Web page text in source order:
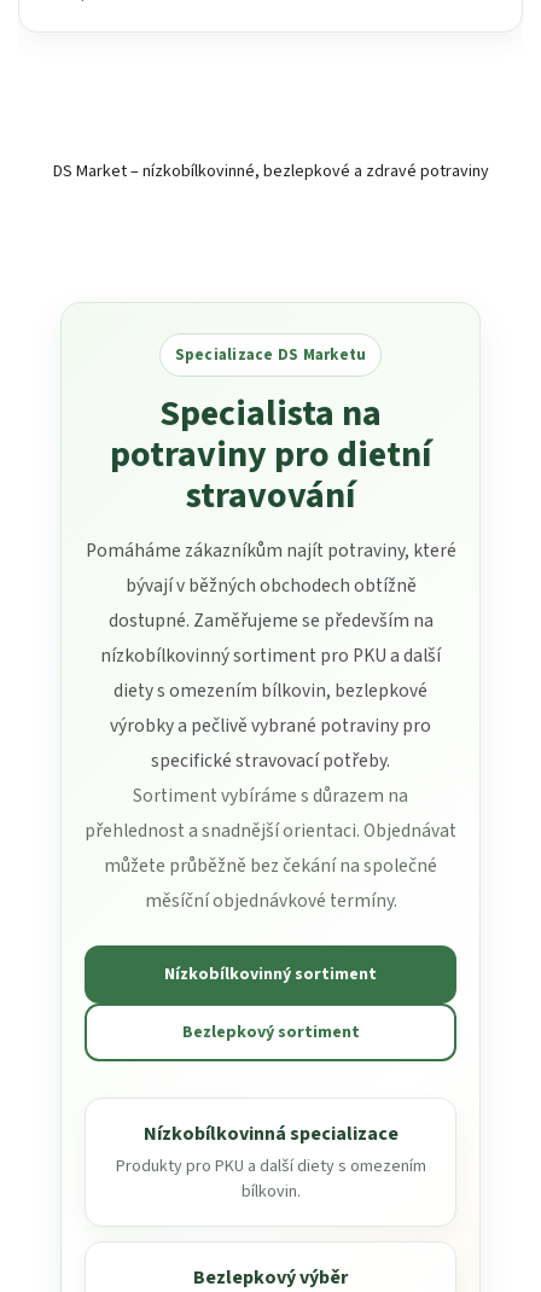
DS Market – nízkobílkovinné, bezlepkové a zdravé potraviny
Specializace DS Marketu
Specialista na
potraviny pro dietní
stravování
Pomáháme zákazníkům najít potraviny, které
bývají v běžných obchodech obtížně
dostupné. Zaměřujeme se především na
nízkobílkovinný sortiment pro PKU a další
diety s omezením bílkovin, bezlepkové
výrobky a pečlivě vybrané potraviny pro
specifické stravovací potřeby.
Sortiment vybíráme s důrazem na
přehlednost a snadnější orientaci. Objednávat
můžete průběžně bez čekání na společné
měsíční objednávkové termíny.
Nízkobílkovinný sortiment
Bezlepkový sortiment
Nízkobílkovinná specializace
Produkty pro PKU a další diety s omezením
bílkovin.
Bezlepkový výběr